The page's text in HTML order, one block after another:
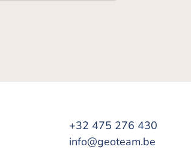
+32 475 276 430
info@geoteam.be